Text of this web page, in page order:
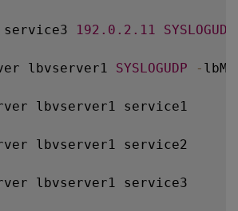
192.0 .2 .11 SYSLOGUDP
lbvserver1 SYSLOGUDP -
lbvserver1 service1
lbvserver1 service2
lbvserver1 service3